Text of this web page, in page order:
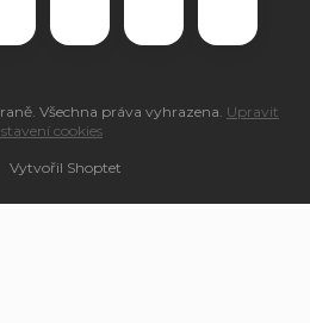
Vytvořil Shoptet
. Všechna práva vyhrazena. Upravit
cookies